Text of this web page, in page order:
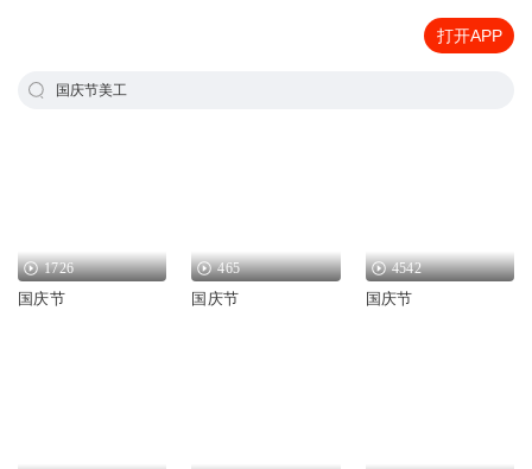
打开APP
国庆节美工
1726
国庆节
465
国庆节
4542
国庆节